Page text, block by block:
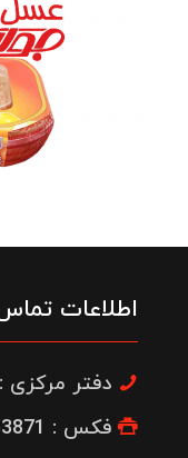
اطلاعات
دفتر مرکزی : 22300664-021
فکس : 26653871-021